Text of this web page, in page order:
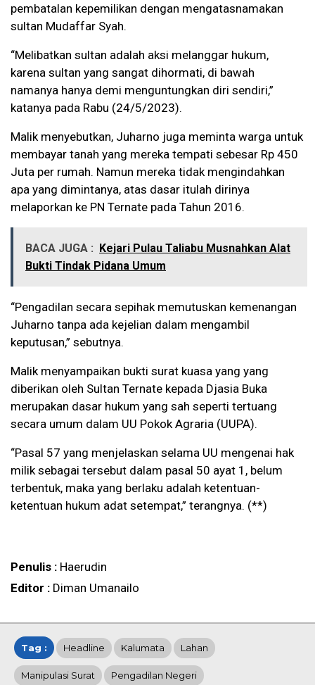
pembatalan kepemilikan dengan mengatasnamakan
sultan Mudaffar Syah.
“Melibatkan sultan adalah aksi melanggar hukum,
karena sultan yang sangat dihormati, di bawah
namanya hanya demi menguntungkan diri sendiri,”
katanya pada Rabu (24/5/2023).
Malik menyebutkan, Juharno juga meminta warga untuk
membayar tanah yang mereka tempati sebesar Rp 450
Juta per rumah. Namun mereka tidak mengindahkan
apa yang dimintanya, atas dasar itulah dirinya
melaporkan ke PN Ternate pada Tahun 2016.
BACA JUGA : Kejari Pulau Taliabu Musnahkan Alat
Bukti Tindak Pidana Umum
“Pengadilan secara sepihak memutuskan kemenangan
Juharno tanpa ada kejelian dalam mengambil
keputusan,” sebutnya.
Malik menyampaikan bukti surat kuasa yang yang
diberikan oleh Sultan Ternate kepada Djasia Buka
merupakan dasar hukum yang sah seperti tertuang
secara umum dalam UU Pokok Agraria (UUPA).
“Pasal 57 yang menjelaskan selama UU mengenai hak
milik sebagai tersebut dalam pasal 50 ayat 1, belum
terbentuk, maka yang berlaku adalah ketentuan-
ketentuan hukum adat setempat,” terangnya. (**)
Penulis : Haerudin
Editor : Diman Umanailo
Tag : Headline Kalumata Lahan
Manipulasi Surat Pengadilan Negeri